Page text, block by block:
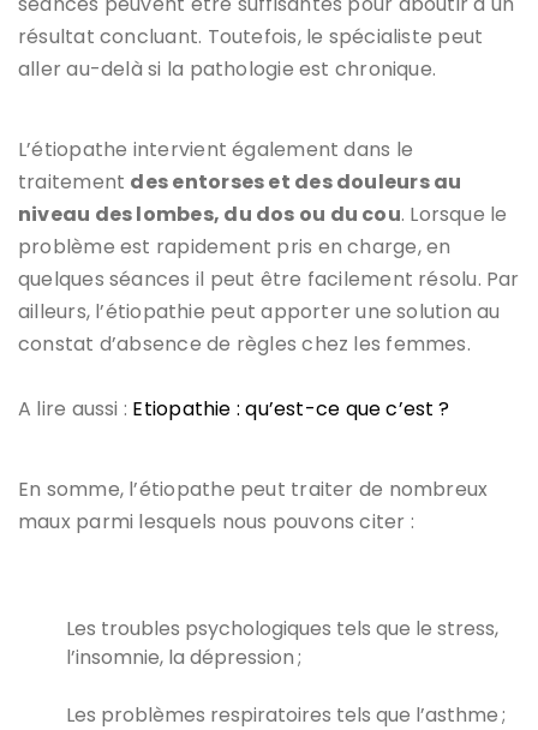
résultat concluant. Toutefois, le spécialiste peut
aller au-delà si la pathologie est chronique.
L’étiopathe intervient également dans le
traitement des entorses et des douleurs au
niveau des lombes, du dos ou du cou. Lorsque le
problème est rapidement pris en charge, en
quelques séances il peut être facilement résolu. Par
ailleurs, l’étiopathie peut apporter une solution au
constat d’absence de règles chez les femmes.
A lire aussi : Etiopathie : qu’est-ce que c’est ?
En somme, l’étiopathe peut traiter de nombreux
maux parmi lesquels nous pouvons citer :
Les troubles psychologiques tels que le stress,
l’insomnie, la dépression ;
Les problèmes respiratoires tels que l’asthme ;